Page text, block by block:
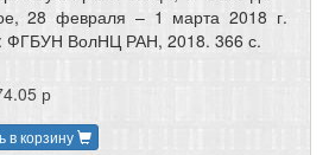
28 февраля – 1 марта 2018 г.
ФГБУН ВолНЦ РАН, 2018. 366 с.
р
в корзину